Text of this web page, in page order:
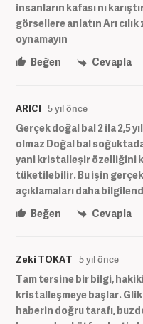
insanların kafası nı
görsellere anlatın Arı
oynamayın
Beğen
Cevapla
ARICI 5 yıl önce
Gerçek doğal bal 2 ila 2,5
olmaz Doğal bal
yani kristalleşir özelliğini
tüketilebilir. Bu işin
açıklamaları daha
Beğen
Cevapla
Zeki TOKAT 5 yıl önce
Tam tersine bir bilgi,
kristalleşmeye başlar.
haberin doğru tarafı,